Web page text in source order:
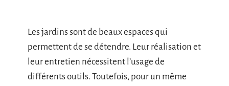
Les jardins sont de beaux espaces qui
permettent de se détendre. Leur réalisation et
leur entretien nécessitent l’usage de
différents outils. Toutefois, pour un même